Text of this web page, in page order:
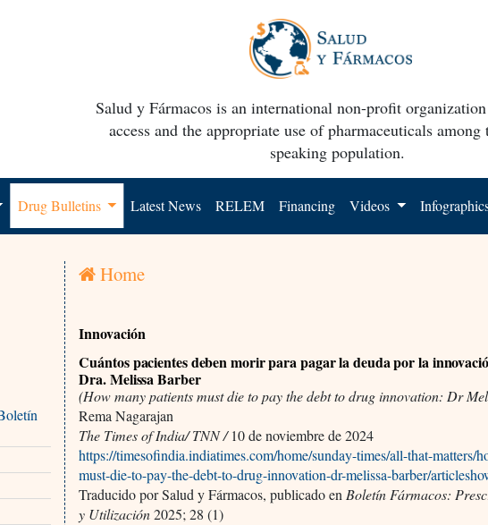
Salud y Fármacos is an international non-profit
access and the appropriate use of pharmaceuticals among
speaking population.
Drug Bulletins Latest News RELEM Financing Videos
Home
Innovación
Cuántos pacientes deben morir para pagar la deuda por la
Dra. Melissa Barber
(How many patients must die to pay the debt to drug innovation: Dr
Rema Nagarajan
The Times of India/ TNN /10 de noviembre de 2024
https://timesofindia.indiatimes.com/home/sunday-times/all-that-matters/
must-die-to-pay-the-debt-to-drug-innovation-dr-melissa-barber/
Traducido por Salud y Fármacos, publicado enBoletín Fármacos:
y Utilización2025; 28 (1)